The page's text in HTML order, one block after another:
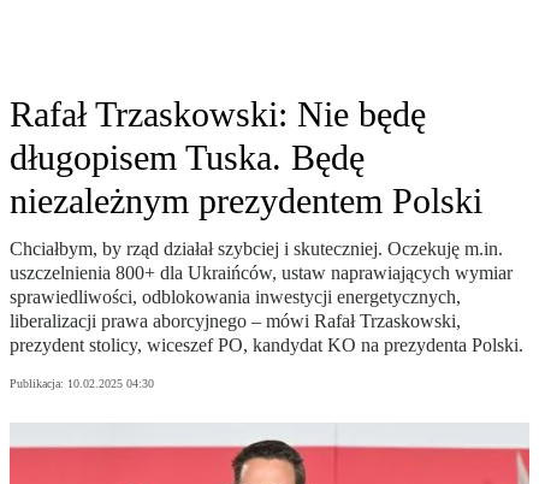
Rafał Trzaskowski: Nie będę
długopisem Tuska. Będę
niezależnym prezydentem Polski
Chciałbym, by rząd działał szybciej i skuteczniej. Oczekuję m.in.
uszczelnienia 800+ dla Ukraińców, ustaw naprawiających wymiar
sprawiedliwości, odblokowania inwestycji energetycznych,
liberalizacji prawa aborcyjnego – mówi Rafał Trzaskowski,
prezydent stolicy, wiceszef PO, kandydat KO na prezydenta Polski.
Publikacja: 10.02.2025 04:30